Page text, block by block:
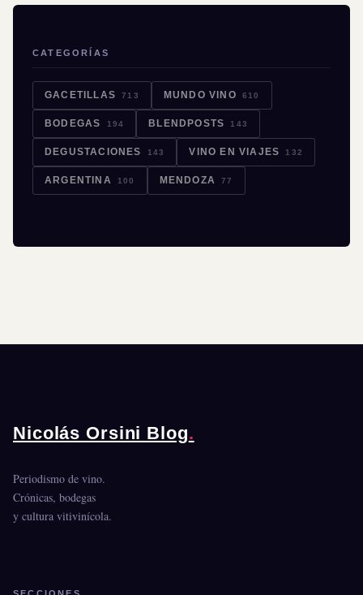
CATEGORÍAS
GACETILLAS 713 MUNDO VINO 610
BODEGAS 194 BLENDPOSTS 143
DEGUSTACIONES 143 VINO EN VIAJES 132
ARGENTINA 100 MENDOZA 77
Nicolás Orsini Blog.
Periodismo de vino.
Crónicas, bodegas
y cultura vitivinícola.